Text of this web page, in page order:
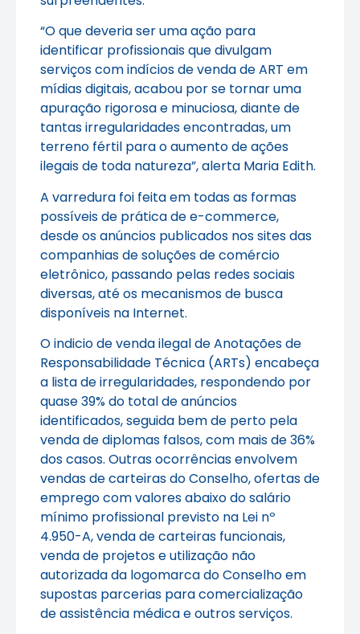
“O que deveria ser uma ação para
identificar profissionais que divulgam
serviços com indícios de venda de ART em
mídias digitais, acabou por se tornar uma
apuração rigorosa e minuciosa, diante de
tantas irregularidades encontradas, um
terreno fértil para o aumento de ações
ilegais de toda natureza”, alerta Maria Edith.
A varredura foi feita em todas as formas
possíveis de prática de e-commerce,
desde os anúncios publicados nos sites das
companhias de soluções de comércio
eletrônico, passando pelas redes sociais
diversas, até os mecanismos de busca
disponíveis na Internet.
O indicio de venda ilegal de Anotações de
Responsabilidade Técnica (ARTs) encabeça
a lista de irregularidades, respondendo por
quase 39% do total de anúncios
identificados, seguida bem de perto pela
venda de diplomas falsos, com mais de 36%
dos casos. Outras ocorrências envolvem
vendas de carteiras do Conselho, ofertas de
emprego com valores abaixo do salário
mínimo profissional previsto na Lei nº
4.950-A, venda de carteiras funcionais,
venda de projetos e utilização não
autorizada da logomarca do Conselho em
supostas parcerias para comercialização
de assistência médica e outros serviços.